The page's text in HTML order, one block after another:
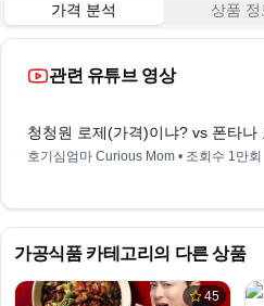
가격 분석 상품 정
관련 유튜브 영상
청청원 로제(가격)이냐? vs 폰타나
호기심엄마 Curious Mom • 조회수 1만회
가공식품카테고리의 다른 상품
45